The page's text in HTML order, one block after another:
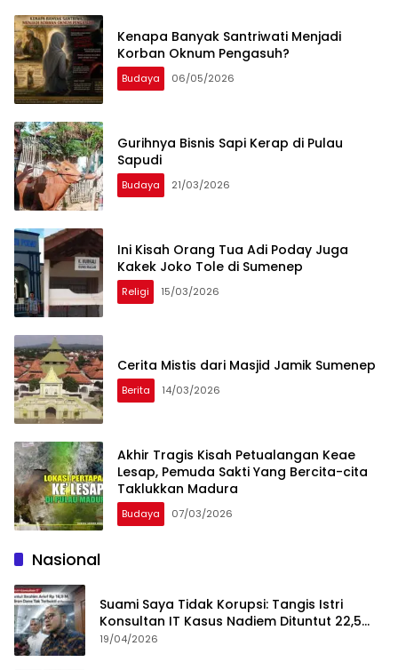
Kenapa Banyak Santriwati Menjadi
Korban Oknum Pengasuh?
Budaya 06/05/2026
Gurihnya Bisnis Sapi Kerap di Pulau
Sapudi
Budaya 21/03/2026
Ini Kisah Orang Tua Adi Poday Juga
Kakek Joko Tole di Sumenep
Religi 15/03/2026
Cerita Mistis dari Masjid Jamik Sumenep
Berita 14/03/2026
Akhir Tragis Kisah Petualangan Keae
Lesap, Pemuda Sakti Yang Bercita-cita
Taklukkan Madura
Budaya 07/03/2026
Nasional
Suami Saya Tidak Korupsi: Tangis Istri
Konsultan IT Kasus Nadiem Dituntut 22,5
Tahun
19/04/2026